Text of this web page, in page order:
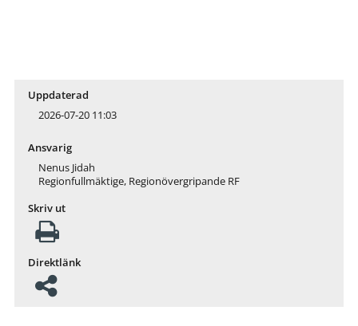
Uppdaterad
2026-07-20 11:03
Ansvarig
Nenus Jidah
Regionfullmäktige, Regionövergripande RF
Skriv ut
Direktlänk